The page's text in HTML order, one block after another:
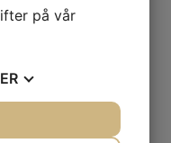
på vår